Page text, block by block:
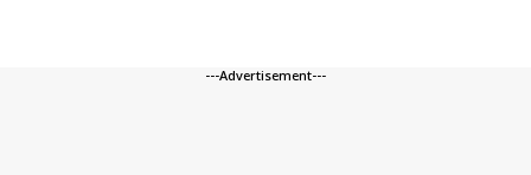
---Advertisement---